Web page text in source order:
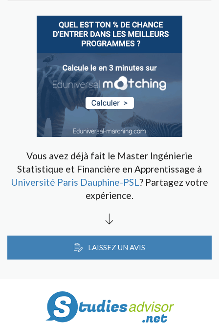
Vous avez déjà fait le Master Ingénierie
Statistique et Financière en Apprentissage à
Université Paris Dauphine-PSL? Partagez votre
expérience.
LAISSEZ UN AVIS